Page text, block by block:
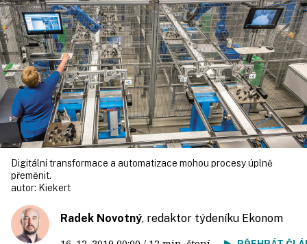
Digitální transformace a automatizace mohou procesy úplně
přeměnit.
autor: Kiekert
Radek Novotný, redaktor týdeníku Ekonom